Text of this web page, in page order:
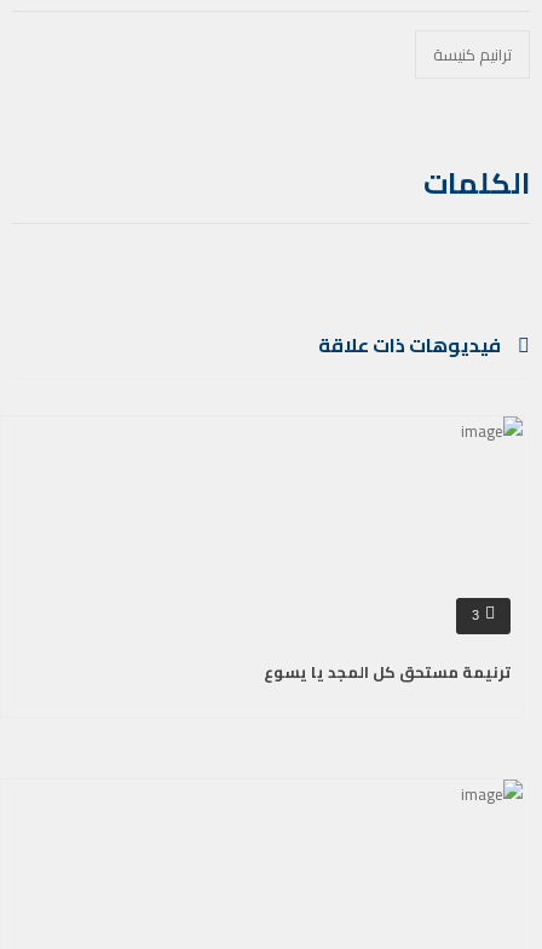
ترانيم كنيسة
الكلمات
فيديوهات ذات علاقة
3
ترنيمة مستحق كل المجد يا يسوع